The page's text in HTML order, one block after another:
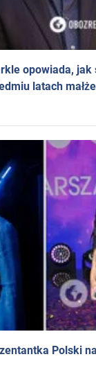
opowiada, jak
latach
Polski